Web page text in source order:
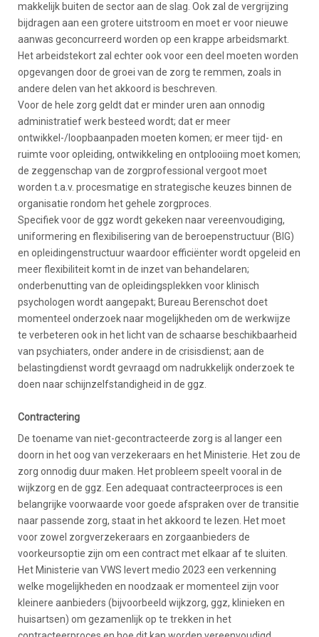
makkelijk buiten de sector aan de slag. Ook zal de vergrijzing
bijdragen aan een grotere uitstroom en moet er voor nieuwe
aanwas geconcurreerd worden op een krappe arbeidsmarkt.
Het arbeidstekort zal echter ook voor een deel moeten worden
opgevangen door de groei van de zorg te remmen, zoals in
andere delen van het akkoord is beschreven.
Voor de hele zorg geldt dat er minder uren aan onnodig
administratief werk besteed wordt; dat er meer
ontwikkel-/loopbaanpaden moeten komen; er meer tijd- en
ruimte voor opleiding, ontwikkeling en ontplooiing moet komen;
de zeggenschap van de zorgprofessional vergoot moet
worden t.a.v. procesmatige en strategische keuzes binnen de
organisatie rondom het gehele zorgproces.
Specifiek voor de ggz wordt gekeken naar vereenvoudiging,
uniformering en flexibilisering van de beroepenstructuur (BIG)
en opleidingenstructuur waardoor efficiënter wordt opgeleid en
meer flexibiliteit komt in de inzet van behandelaren;
onderbenutting van de opleidingsplekken voor klinisch
psychologen wordt aangepakt; Bureau Berenschot doet
momenteel onderzoek naar mogelijkheden om de werkwijze
te verbeteren ook in het licht van de schaarse beschikbaarheid
van psychiaters, onder andere in de crisisdienst; aan de
belastingdienst wordt gevraagd om nadrukkelijk onderzoek te
doen naar schijnzelfstandigheid in de ggz.
Contractering
De toename van niet-gecontracteerde zorg is al langer een
doorn in het oog van verzekeraars en het Ministerie. Het zou de
zorg onnodig duur maken. Het probleem speelt vooral in de
wijkzorg en de ggz. Een adequaat contracteerproces is een
belangrijke voorwaarde voor goede afspraken over de transitie
naar passende zorg, staat in het akkoord te lezen. Het moet
voor zowel zorgverzekeraars en zorgaanbieders de
voorkeursoptie zijn om een contract met elkaar af te sluiten.
Het Ministerie van VWS levert medio 2023 een verkenning
welke mogelijkheden en noodzaak er momenteel zijn voor
kleinere aanbieders (bijvoorbeeld wijkzorg, ggz, klinieken en
huisartsen) om gezamenlijk op te trekken in het